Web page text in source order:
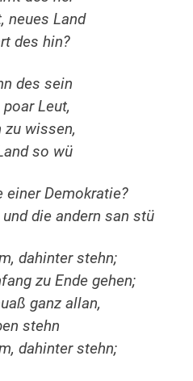
neues Land
des hin?
des sein
Leut,
zu wissen,
so wü
einer Demokratie?
die andern san stü
dahinter stehn;
zu Ende gehen;
ganz allan,
stehn
dahinter stehn;